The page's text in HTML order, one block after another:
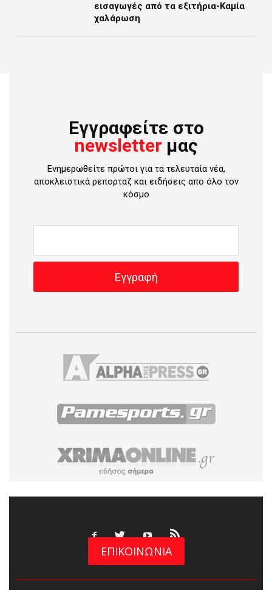
εισαγωγές από τα εξιτήρια-Καμία
χαλάρωση
Εγγραφείτε στο
newsletter μας
Ενημερωθείτε πρώτοι για τα τελευταία νέα,
αποκλειστικά ρεπορταζ και ειδήσεις απο όλο τον
κόσμο
ΕΠΙΚΟΙΝΩΝΙΑ